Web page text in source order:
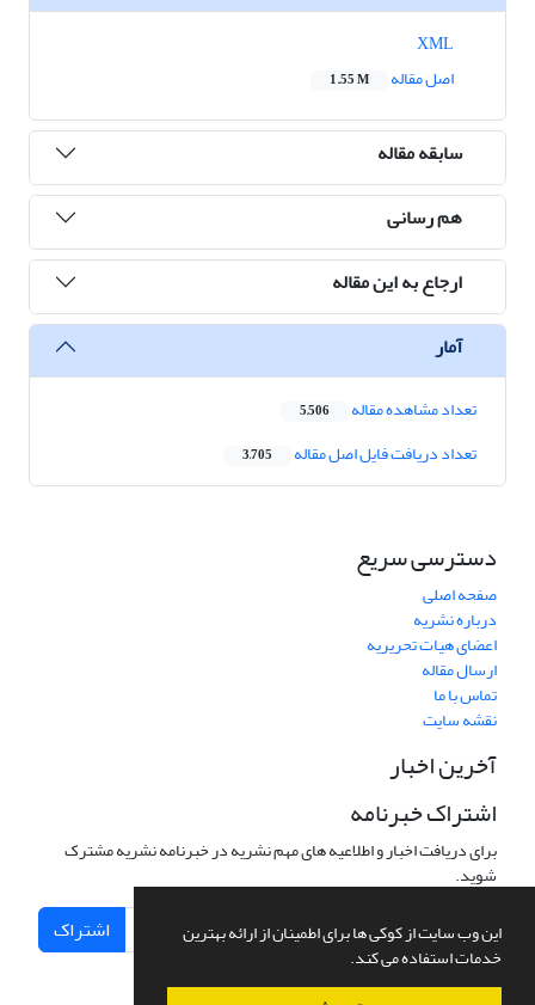
این وب سایت از کوکی ها برای اطمینان از ارائه بهترین
خدمات استفاده می کند.
اصل مقاله
1.55 M
سابقه مقاله
هم رسانی
ارجاع به این مقاله
آمار
تعداد مشاهده مقاله 5,506
تعداد دریافت فایل اصل مقاله 3,705
دسترسی سریع
صفحه اصلی
درباره نشریه
اعضای هیات تحریریه
ارسال مقاله
تماس با ما
نقشه سایت
آخرین اخبار
اشتراک خبرنامه
برای دریافت اخبار و اطلاعیه های مهم نشریه در خبرنامه نشریه مشترک
شوید.
اشتراک